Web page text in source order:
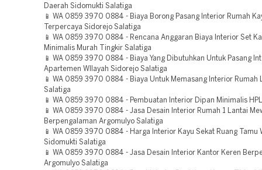
Daerah Sidomukti Salatiga
📱 WA 0859 3970 0884 - Biaya Borong Pasang Interior Rumah
Terpercaya Sidorejo Salatiga
📱 WA 0859 3970 0884 - Rencana Anggaran Biaya Interior Set
Minimalis Murah Tingkir Salatiga
📱 WA 0859 3970 0884 - Biaya Yang Dibutuhkan Untuk Pasang
Apartemen WIlayah Sidorejo Salatiga
📱 WA 0859 3970 0884 - Biaya Untuk Memasang Interior Rumah
Salatiga
📱 WA 0859 3970 0884 - Pembuatan Interior Dipan Minimalis
📱 WA 0859 3970 0884 - Jasa Desain Interior Rumah 1 Lantai
Berpengalaman Argomulyo Salatiga
📱 WA 0859 3970 0884 - Harga Interior Kayu Sekat Ruang Tamu
Sidomukti Salatiga
📱 WA 0859 3970 0884 - Jasa Desain Interior Kantor Keren
Argomulyo Salatiga